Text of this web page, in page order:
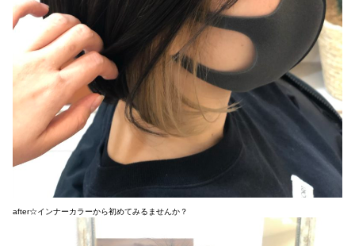
after☆インナーカラーから初めてみるませんか？